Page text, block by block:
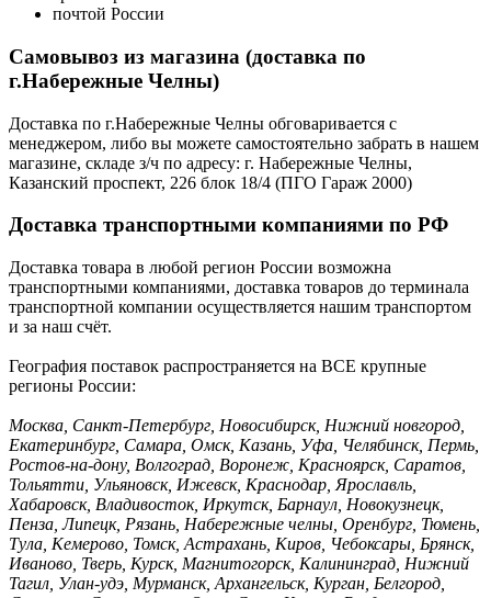
почтой России
Самовывоз из магазина (доставка по
г.Набережные Челны)
Доставка по г.Набережные Челны обговаривается с
менеджером, либо вы можете самостоятельно забрать в нашем
магазине, складе з/ч по адресу: г. Набережные Челны,
Казанский проспект, 226 блок 18/4 (ПГО Гараж 2000)
Доставка транспортными компаниями по РФ
Доставка товара в любой регион России возможна
транспортными компаниями, доставка товаров до терминала
транспортной компании осуществляется нашим транспортом
и за наш счёт.
География поставок распространяется на ВСЕ крупные
регионы России:
Москва, Санкт-Петербург, Новосибирск, Нижний новгород,
Екатеринбург, Самара, Омск, Казань, Уфа, Челябинск, Пермь,
Ростов-на-дону, Волгоград, Воронеж, Красноярск, Саратов,
Тольятти, Ульяновск, Ижевск, Краснодар, Ярославль,
Хабаровск, Владивосток, Иркутск, Барнаул, Новокузнецк,
Пенза, Липецк, Рязань, Набережные челны, Оренбург, Тюмень,
Тула, Кемерово, Томск, Астрахань, Киров, Чебоксары, Брянск,
Иваново, Тверь, Курск, Магнитогорск, Калининград, Нижний
Тагил, Улан-удэ, Мурманск, Архангельск, Курган, Белгород,